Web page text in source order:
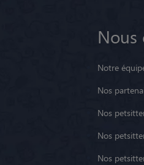
Nous
Notre
Nos
Nos
Nos
Nos